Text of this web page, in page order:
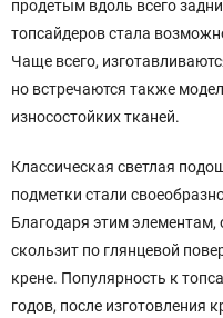
продетым вдоль всего
топсайдеров стала
Чаще всего,
но встречаются также
износостойких тканей.
Классическая светлая
подметки стали
Благодаря этим элементам,
скользит по глянцевой
крене. Популярность к
годов, после изготовления